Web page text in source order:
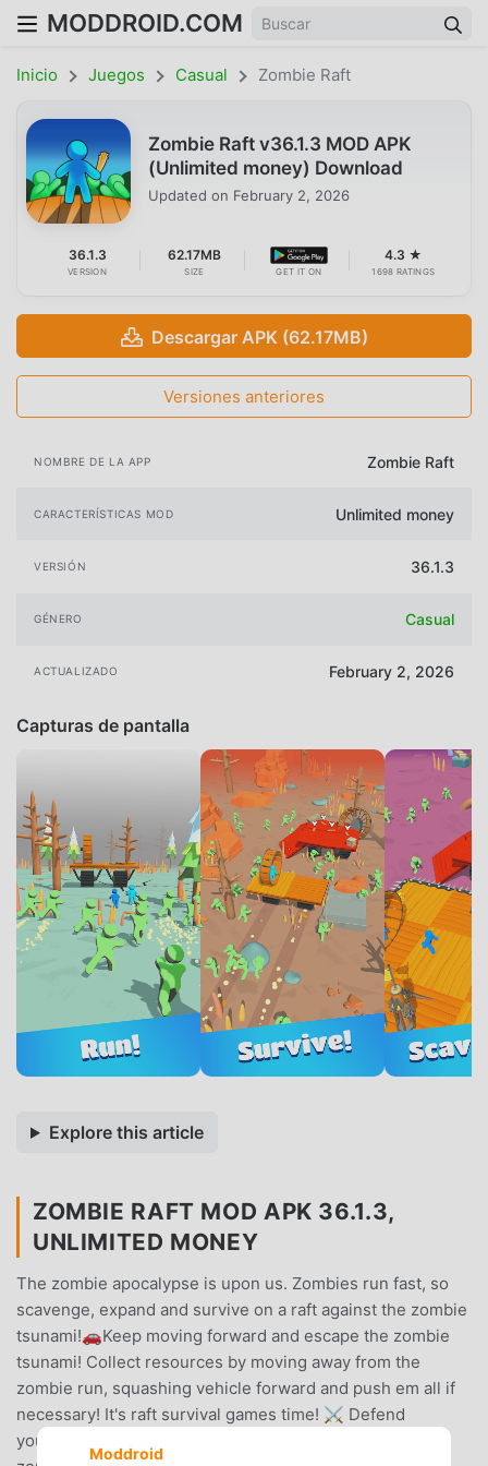
MODDROID.COM
Inicio Juegos Casual Zombie Raft
Zombie Raft v36.1.3 MOD APK
(Unlimited money) Download
Updated on February 2, 2026
36.1.3
VERSION
62.17MB
SIZE GET IT ON
4.3 ★
1698 RATINGS
Descargar APK (62.17MB)
Versiones anteriores
NOMBRE DE LA APP Zombie Raft
CARACTERÍSTICAS MOD Unlimited money
VERSIÓN 36.1.3
GÉNERO Casual
ACTUALIZADO February 2, 2026
Capturas de pantalla
Explore this article
ZOMBIE RAFT MOD APK 36.1.3,
UNLIMITED MONEY
The zombie apocalypse is upon us. Zombies run fast, so
scavenge, expand and survive on a raft against the zombie
tsunami!🚗Keep moving forward and escape the zombie
tsunami! Collect resources by moving away from the
zombie run, squashing vehicle forward and push em all if
necessary! It's raft survival games time! ⚔️ Defend
yourself and your fellow survivors against the looming
Moddroid